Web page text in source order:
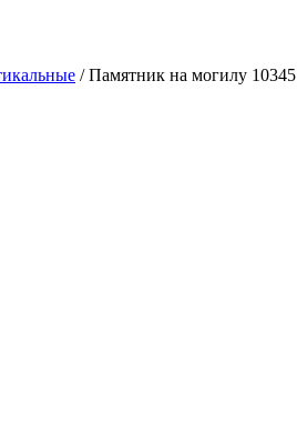
/Памятник на могилу 10345